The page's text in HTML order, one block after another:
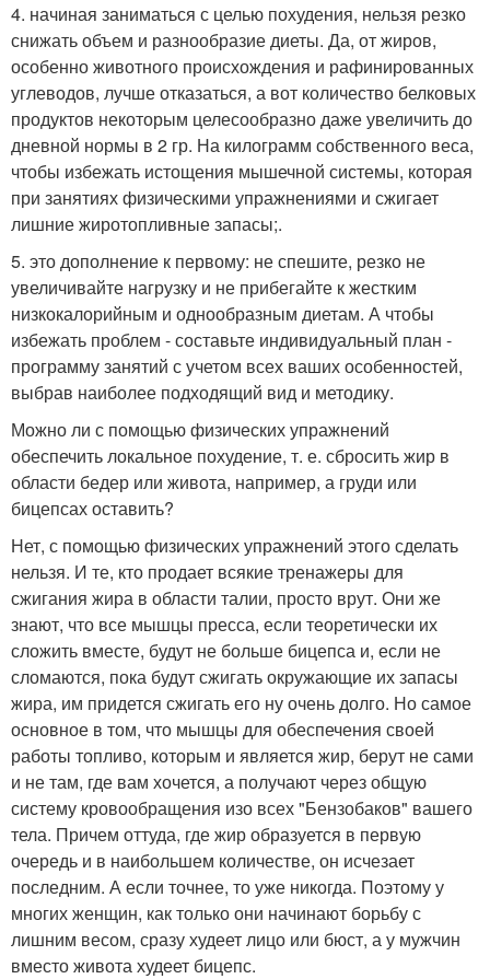
4. начиная заниматься с целью похудения, нельзя резко
снижать объем и разнообразие диеты. Да, от жиров,
особенно животного происхождения и рафинированных
углеводов, лучше отказаться, а вот количество белковых
продуктов некоторым целесообразно даже увеличить до
дневной нормы в 2 гр. На килограмм собственного веса,
чтобы избежать истощения мышечной системы, которая
при занятиях физическими упражнениями и сжигает
лишние жиротопливные запасы;.
5. это дополнение к первому: не спешите, резко не
увеличивайте нагрузку и не прибегайте к жестким
низкокалорийным и однообразным диетам. А чтобы
избежать проблем - составьте индивидуальный план -
программу занятий с учетом всех ваших особенностей,
выбрав наиболее подходящий вид и методику.
Можно ли с помощью физических упражнений
обеспечить локальное похудение, т. е. сбросить жир в
области бедер или живота, например, а груди или
бицепсах оставить?
Нет, с помощью физических упражнений этого сделать
нельзя. И те, кто продает всякие тренажеры для
сжигания жира в области талии, просто врут. Они же
знают, что все мышцы пресса, если теоретически их
сложить вместе, будут не больше бицепса и, если не
сломаются, пока будут сжигать окружающие их запасы
жира, им придется сжигать его ну очень долго. Но самое
основное в том, что мышцы для обеспечения своей
работы топливо, которым и является жир, берут не сами
и не там, где вам хочется, а получают через общую
систему кровообращения изо всех "Бензобаков" вашего
тела. Причем оттуда, где жир образуется в первую
очередь и в наибольшем количестве, он исчезает
последним. А если точнее, то уже никогда. Поэтому у
многих женщин, как только они начинают борьбу с
лишним весом, сразу худеет лицо или бюст, а у мужчин
вместо живота худеет бицепс.